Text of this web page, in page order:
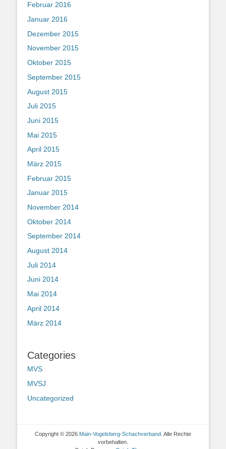
Februar 2016
Januar 2016
Dezember 2015
November 2015
Oktober 2015
September 2015
August 2015
Juli 2015
Juni 2015
Mai 2015
April 2015
März 2015
Februar 2015
Januar 2015
November 2014
Oktober 2014
September 2014
August 2014
Juli 2014
Juni 2014
Mai 2014
April 2014
März 2014
Categories
MVS
MVSJ
Uncategorized
Copyright © 2026 Main-Vogelsberg-Schachverband . Alle Rechte
vorbehalten.